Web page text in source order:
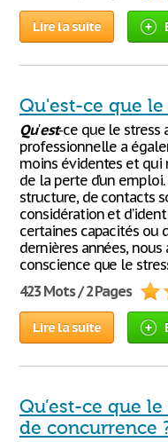
Lire la suite
Qu'est-ce que le
Qu'est-ce que le stress
professionnelle a
moins évidentes et qui
de la perte d’un emploi.
structure, de contacts
considération et
certaines capacités ou
dernières années,
conscience que le
423 Mots / 2 Pages
Lire la suite
Qu’est-ce que
de concurrence